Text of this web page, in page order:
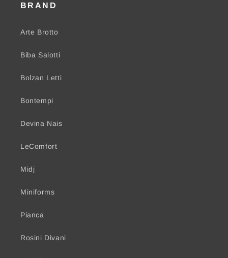
BRAND
Arte Brotto
Biba Salotti
Bolzan Letti
Bontempi
Devina Nais
LeComfort
Midj
Miniforms
Pianca
Rosini Divani